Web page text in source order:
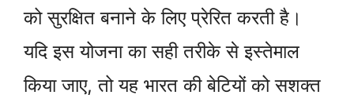
को सुरक्षित बनाने के लिए प्रेरित करती है।
यदि इस योजना का सही तरीके से इस्तेमाल
किया जाए, तो यह भारत की बेटियों को सशक्त